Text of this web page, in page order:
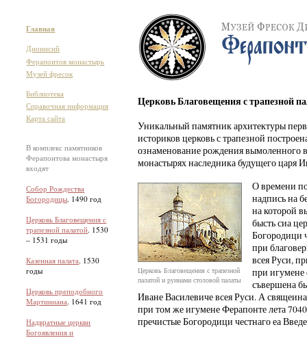
Главная
Дионисий
Ферапонтов монастырь
Музей фресок
Библиотека
Справочная информация
Карта сайта
В комплекс памятников
Ферапонтова монастыря
входят
Собор Рождества
Богородицы. 1490 год
Церковь Благовещения с
трапезной палатой. 1530
– 1531 годы
Казенная палата. 1530
годы
Церковь преподобного
Мартиниана. 1641 год
Надвратные церкви
Богоявления и
Церковь Благовещения с трапезной
Уникальный памятник архитектуры
историков церковь с трапезной
ознаменование рождения вымоленного
монастырях наследника будущего царя
Церковь Благовещения с трапезной
палатой и руинами столовой палаты
О времени
надпись на
на которой
бысть сиа
Богородици
при
всея Руси,
при
съвершена
Иване Василевиче всея Руси. А
при том же игумене Ферапонте лета
пречистые Богородици честнаго еа